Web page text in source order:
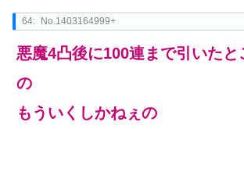
64: No.1403164999+
悪魔4凸後に100連まで引いたと
の
もういくしかねぇの